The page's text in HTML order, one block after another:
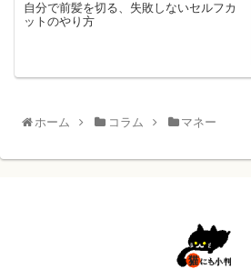
自分で前髪を切る、失敗しないセルフカ
ットのやり方
ホーム コラム マネー